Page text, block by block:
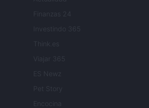
Finanzas 24
Investindo 365
Think.es
Viajar 365
ES Newz
Pet Story
Encocina